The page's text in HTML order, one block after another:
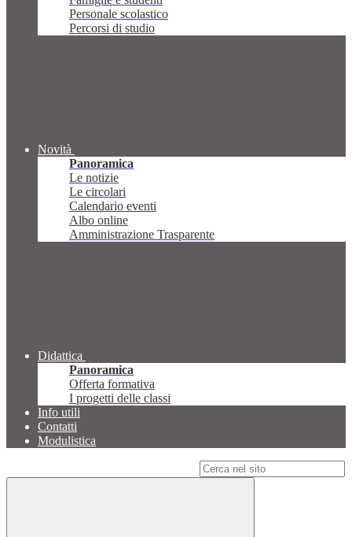
Personale scolastico
Percorsi di studio
Novità
Panoramica
Le notizie
Le circolari
Calendario eventi
Albo online
Amministrazione Trasparente
Didattica
Panoramica
Offerta formativa
I progetti delle classi
Info utili
Contatti
Modulistica